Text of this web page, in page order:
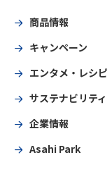
商品情報
キャンペーン
エンタメ・レシピ
サステナビリティ
企業情報
Asahi Park